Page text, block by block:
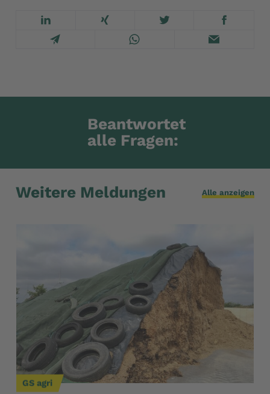
Beantwortet
alle Fragen:
Weitere Meldungen Alle anzeigen
GS agri